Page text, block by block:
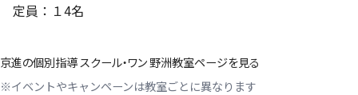
定員：１4名
京進の個別指導 スクール・ワン 野洲教室ページを見る
※イベントやキャンペーンは教室ごとに異なります